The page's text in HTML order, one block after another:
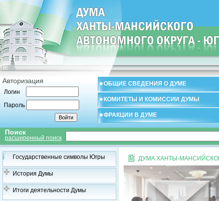
Авторизация
Логин
Пароль
ОБЩИЕ СВЕДЕНИЯ О ДУМЕ
КОМИТЕТЫ И КОМИССИИ ДУМЫ
ФРАКЦИИ В ДУМЕ
Поиск
расширенный поиск
Государственные символы Югры
История Думы
Итоги деятельности Думы
ДУМА ХАНТЫ-